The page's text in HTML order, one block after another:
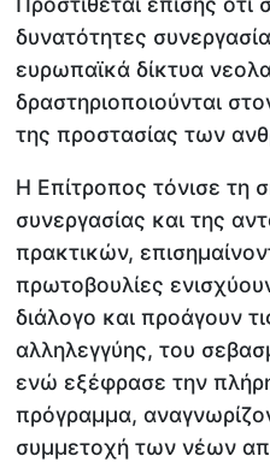
δυνατότητες
ευρωπαϊκά δίκτυα
δραστηριοποιούνται
της προστασίας των
Η Επίτροπος τόνισε τη
συνεργασίας και της
πρακτικών,
πρωτοβουλίες
διάλογο και προάγουν
αλληλεγγύης, του
ενώ εξέφρασε την
πρόγραμμα,
συμμετοχή των νέων